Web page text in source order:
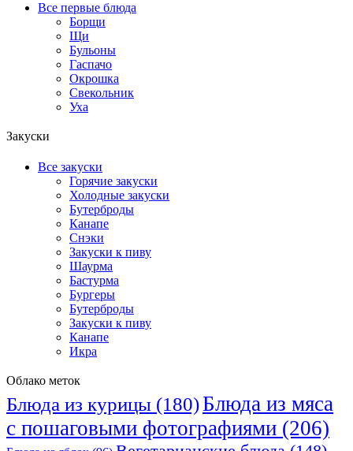
Все первые блюда
Борщи
Щи
Бульоны
Гаспачо
Окрошка
Свекольник
Уха
Закуски
Все закуски
Горячие закуски
Холодные закуски
Бутерброды
Канапе
Снэки
Закуски к пиву
Шаурма
Бастурма
Бургеры
Бутерброды
Закуски к пиву
Канапе
Икра
Облако меток
Блюда из курицы (180)Блюда из мяса
с пошаговыми фотографиями (206)